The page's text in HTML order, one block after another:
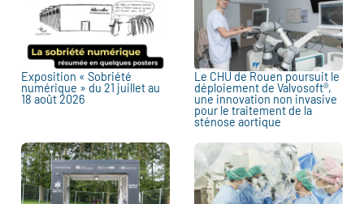
Exposition « Sobriété
numérique » du 21 juillet au
18 août 2026
Le CHU de Rouen poursuit le
déploiement de Valvosoft®,
une innovation non invasive
pour le traitement de la
sténose aortique